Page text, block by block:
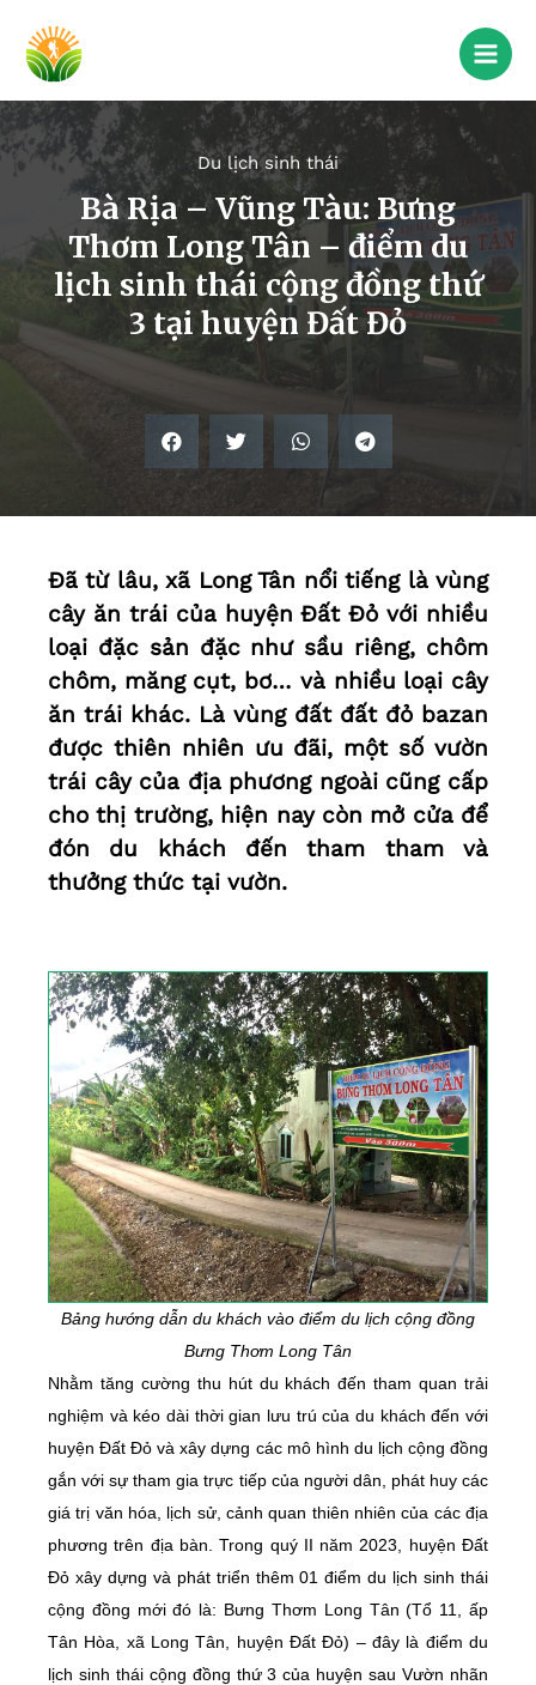
Du lịch sinh thái
Bà Rịa – Vũng Tàu: Bưng
Thơm Long Tân – điểm du
lịch sinh thái cộng đồng thứ
3 tại huyện Đất Đỏ
Đã từ lâu, xã Long Tân nổi tiếng là vùng
cây ăn trái của huyện Đất Đỏ với nhiều
loại đặc sản đặc như sầu riêng, chôm
chôm, măng cụt, bơ… và nhiều loại cây
ăn trái khác. Là vùng đất đất đỏ bazan
được thiên nhiên ưu đãi, một số vườn
trái cây của địa phương ngoài cũng cấp
cho thị trường, hiện nay còn mở cửa để
đón du khách đến tham tham và
thưởng thức tại vườn.
Bảng hướng dẫn du khách vào điểm du lịch cộng đồng
Bưng Thơm Long Tân
Nhằm tăng cường thu hút du khách đến tham quan trải
nghiệm và kéo dài thời gian lưu trú của du khách đến với
huyện Đất Đỏ và xây dựng các mô hình du lịch cộng đồng
gắn với sự tham gia trực tiếp của người dân, phát huy các
giá trị văn hóa, lịch sử, cảnh quan thiên nhiên của các địa
phương trên địa bàn. Trong quý II năm 2023, huyện Đất
Đỏ xây dựng và phát triển thêm 01 điểm du lịch sinh thái
cộng đồng mới đó là: Bưng Thơm Long Tân (Tổ 11, ấp
Tân Hòa, xã Long Tân, huyện Đất Đỏ) – đây là điểm du
lịch sinh thái cộng đồng thứ 3 của huyện sau Vườn nhãn